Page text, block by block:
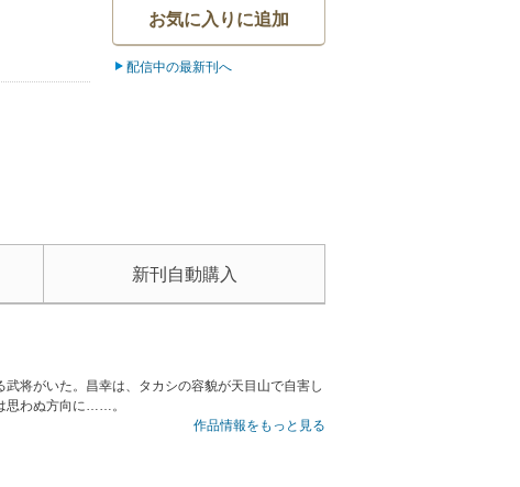
お気に入りに追加
配信中の最新刊へ
新刊自動購入
将がいた。昌幸は、タカシの容貌が天目山で自害し
思わぬ方向に……。
作品情報をもっと見る